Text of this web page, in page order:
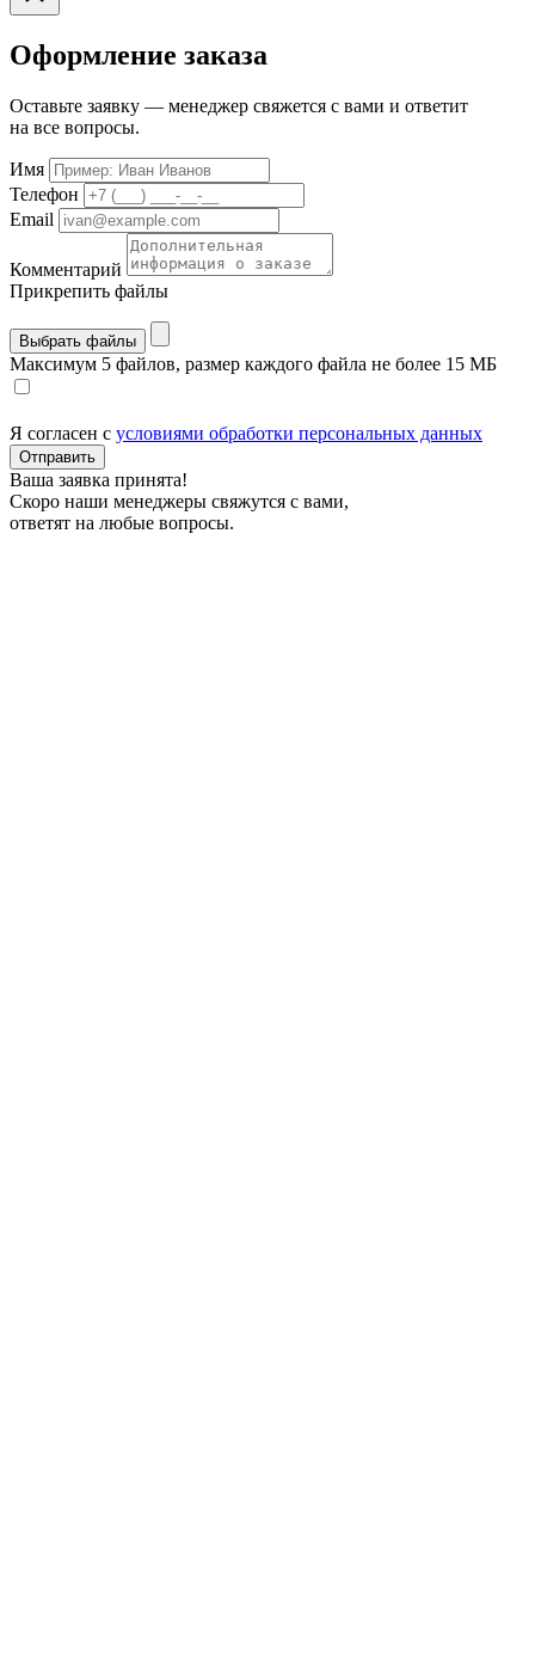
Оформление заказа
Оставьте заявку — менеджер свяжется с вами и ответит
на все вопросы.
Имя
Телефон
Email
Комментарий
Прикрепить файлы
Выбрать файлы
Максимум 5 файлов, размер каждого файла не более 15 МБ
Я согласен с условиями обработки персональных данных
Отправить
Ваша заявка принята!
Скоро наши менеджеры свяжутся с вами,
ответят на любые вопросы.